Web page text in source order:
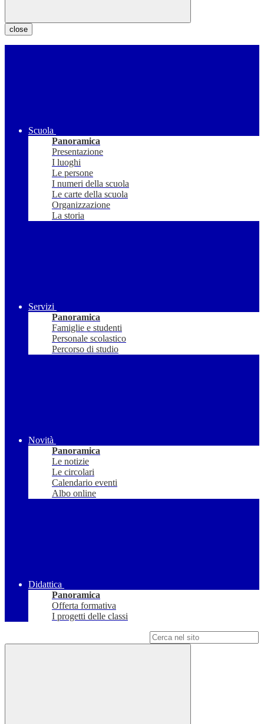
close
Scuola
Panoramica
Presentazione
I luoghi
Le persone
I numeri della scuola
Le carte della scuola
Organizzazione
La storia
Servizi
Panoramica
Famiglie e studenti
Personale scolastico
Percorso di studio
Novità
Panoramica
Le notizie
Le circolari
Calendario eventi
Albo online
Didattica
Panoramica
Offerta formativa
I progetti delle classi